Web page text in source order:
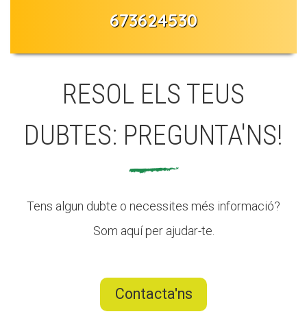
673624530
RESOL ELS TEUS
DUBTES: PREGUNTA'NS!
Tens algun dubte o necessites més informació?
Som aquí per ajudar-te.
Contacta'ns
COL·LABORA
Fes voluntariat
Treballa amb nosaltres